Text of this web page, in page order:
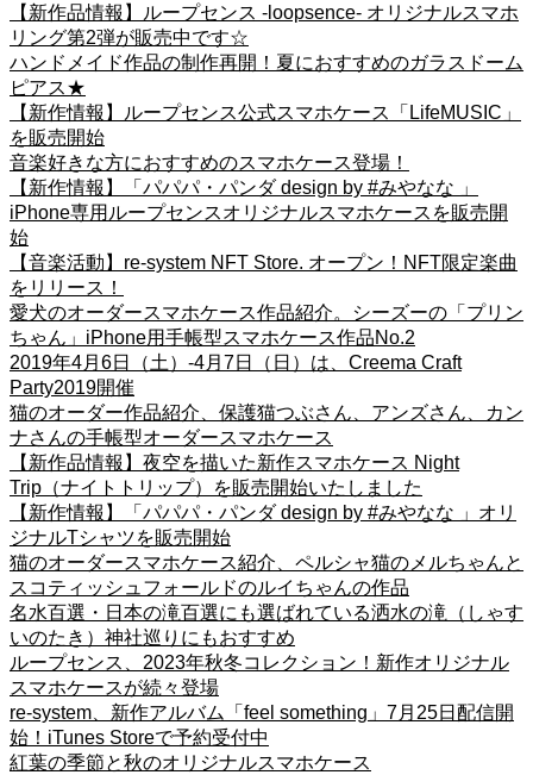
【新作品情報】ループセンス -loopsence- オリジナルスマホ
リング第2弾が販売中です☆
ハンドメイド作品の制作再開！夏におすすめのガラスドーム
ピアス★
【新作情報】ループセンス公式スマホケース「LifeMUSIC」
を販売開始
音楽好きな方におすすめのスマホケース登場！
【新作情報】「パパパ・パンダ design by #みやなな 」
iPhone専用ループセンスオリジナルスマホケースを販売開
始
【音楽活動】re-system NFT Store. オープン！NFT限定楽曲
をリリース！
愛犬のオーダースマホケース作品紹介。シーズーの「プリン
ちゃん」iPhone用手帳型スマホケース作品No.2
2019年4月6日（土）-4月7日（日）は、Creema Craft
Party2019開催
猫のオーダー作品紹介、保護猫つぶさん、アンズさん、カン
ナさんの手帳型オーダースマホケース
【新作品情報】夜空を描いた新作スマホケース Night
Trip（ナイトトリップ）を販売開始いたしました
【新作情報】「パパパ・パンダ design by #みやなな 」オリ
ジナルTシャツを販売開始
猫のオーダースマホケース紹介、ペルシャ猫のメルちゃんと
スコティッシュフォールドのルイちゃんの作品
名水百選・日本の滝百選にも選ばれている洒水の滝（しゃす
いのたき）神社巡りにもおすすめ
ループセンス、2023年秋冬コレクション！新作オリジナル
スマホケースが続々登場
re-system、新作アルバム「feel something」7月25日配信開
始！iTunes Storeで予約受付中
紅葉の季節と秋のオリジナルスマホケース